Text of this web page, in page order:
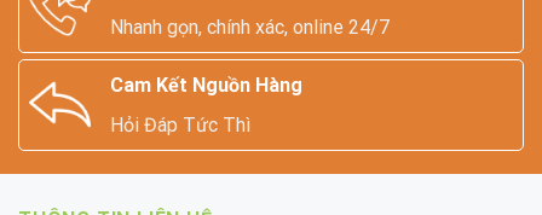
Nhanh gọn, chính xác, online 24/7
Cam Kết Nguồn Hàng
Hỏi Đáp Tức Thì